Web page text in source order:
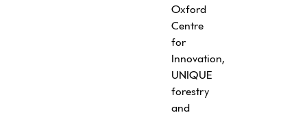
Oxford
Centre
for
Innovation,
UNIQUE
forestry
and